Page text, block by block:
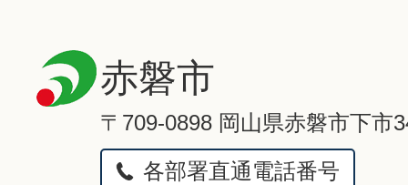
赤磐市
〒709-0898 岡山県赤磐市下市
各部署直通電話番号